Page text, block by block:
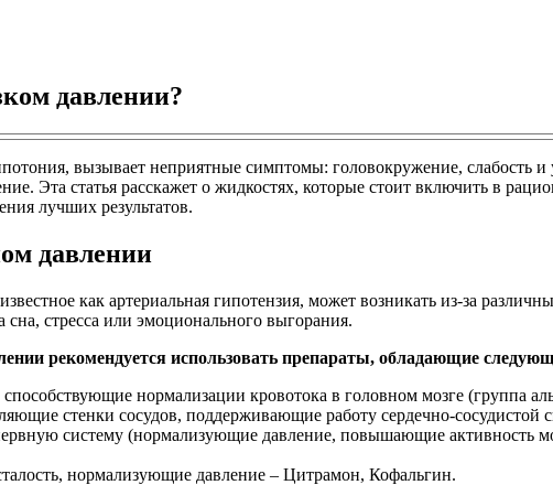
давлении?
вызывает неприятные симптомы: головокружение,
Эта статья расскажет о жидкостях, которые стоит включить в
лучших результатов.
давлении
как артериальная гипотензия, может возникать из-за
сна, стресса или эмоционального выгорания.
рекомендуется использовать препараты, обладающие
нормализации кровотока в головном мозге (группа
стенки сосудов, поддерживающие работу сердечно-сосудистой
систему (нормализующие давление, повышающие активность
нормализующие давление – Цитрамон, Кофальгин.